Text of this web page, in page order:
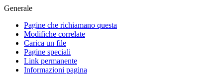
Generale
Pagine che richiamano questa
Modifiche correlate
Carica un file
Pagine speciali
Link permanente
Informazioni pagina